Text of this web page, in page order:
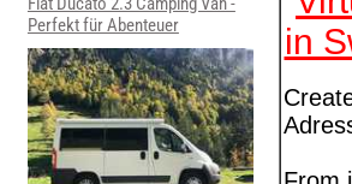
Perfekt für Abenteuer